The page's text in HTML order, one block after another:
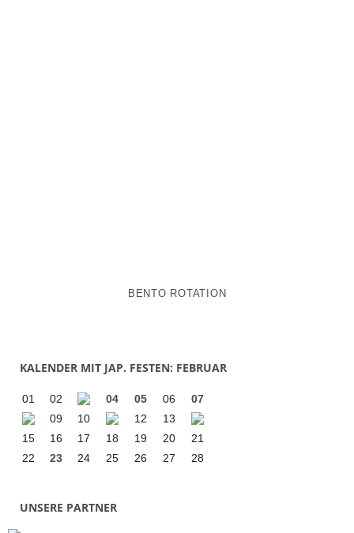
BENTO ROTATION
KALENDER MIT JAP. FESTEN: FEBRUAR
01 02 04 05 06
07
09
10 12
13
15
16 17 18 19 20
21
22
23 24 25 26 27 28
UNSERE PARTNER